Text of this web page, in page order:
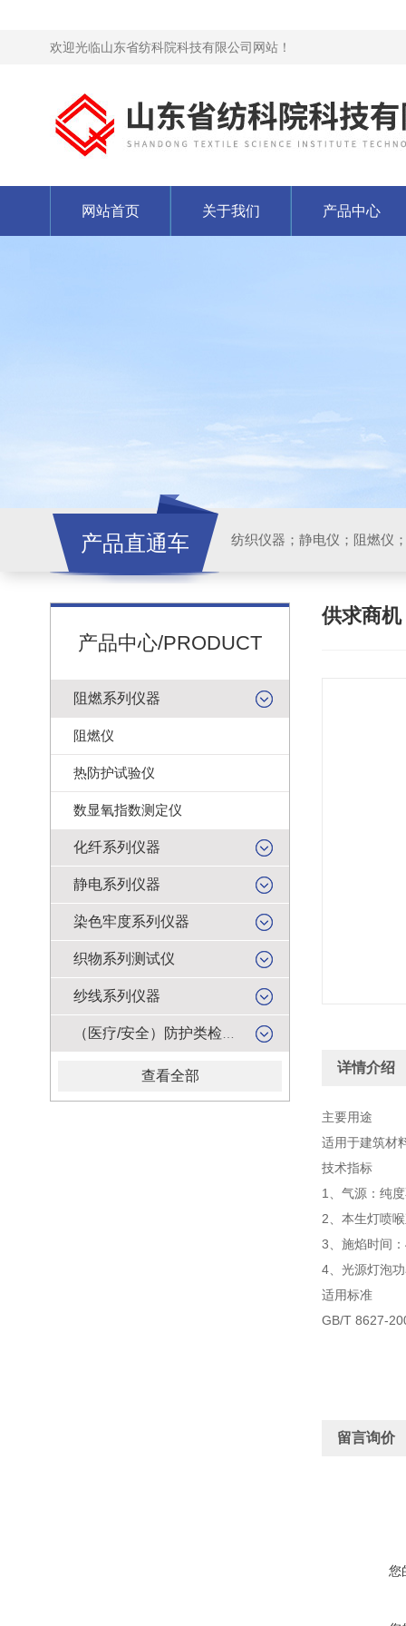
欢迎光临山东省纺科院科技有限公司网站！
网站首页 关于我们 产品中心
产品直通车 纺织仪器；静电仪；阻燃仪
供求商机
详情介绍
主要用途
适用于建筑材
技术指标
1、气源：纯
2、本生灯喷
3、施焰时间
4、光源灯泡
适用标准
GB/T 8627-
留言询价
您
产品中心/PRODUCT
阻燃系列仪器
阻燃仪
热防护试验仪
数显氧指数测定仪
化纤系列仪器
静电系列仪器
染色牢度系列仪器
织物系列测试仪
纱线系列仪器
查看全部